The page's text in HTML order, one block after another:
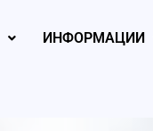
ИНФОРМАЦИИ